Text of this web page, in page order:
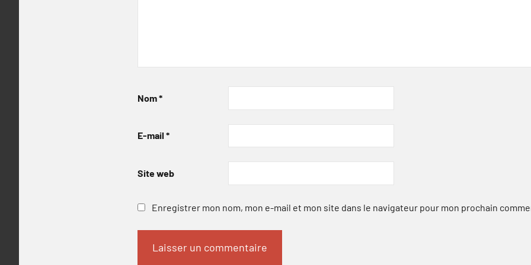
Nom*
E-mail *
Site web
Enregistrer mon nom, mon e-mail et mon site dans le navigateur pour mon prochain